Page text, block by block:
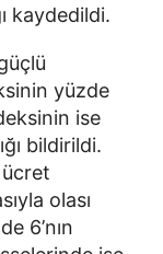
kaydedildi.
yüzde
ise
bildirildi.
olası
6’nın